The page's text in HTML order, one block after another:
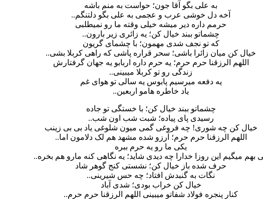
به علی بگو آقا جون؛ حواست به منم باشه
آخه دل خوشی عرب و عجمی به علی بگو دلتنگم..
حرمم داره دیر میشه خیلی وقته ما رو نمیطلبی
چشماتو ببند خیال کن؛ یه زائری زیر بارون..
که تو نجف شدی مهمون؛ با چشمای گریون
خیال کن میان زائرا باشی؛ سحر قراره پاشی که راهی کربلا بشی..
اللهم الرزقنا حرم حرم؛ یه حرم داره اربابو یه جهان گرفتارش
زندگی رو تو کربلا میبینی..
یه دفعه میرسیم پابوس یه سالی تو هوای غم
یاد خاطره هامو اربعین..
چشماتو ببند خیال کن؛ با خستگی تو جاده
رسیدی پای پیاده؛ شبت شب اون شب..
خیال کن چه شوری! چه فروغی گمی میون شلوغی یاد بی بی زینب
اللهم الرزقنا حرم حرم؛ آرزو شده مشهد هم لک دلامون اما..
یکی ما رو یه حرم ببره
بهم میگیم این روزا خدارا چه دیدی شاید؛ یه نگاهی کنه مارو هم بخره..
حرف شده باز خیال کن؛ نشستی کنج گوهر شاد
نگات به گنبدش افتاد؛ چه حس شیرینی..
خیال کن خراب بودی؛ شدی آباد
کنار پنجره فولاد شفاتو میبینی اللهم الرزقنا حرم حرم..